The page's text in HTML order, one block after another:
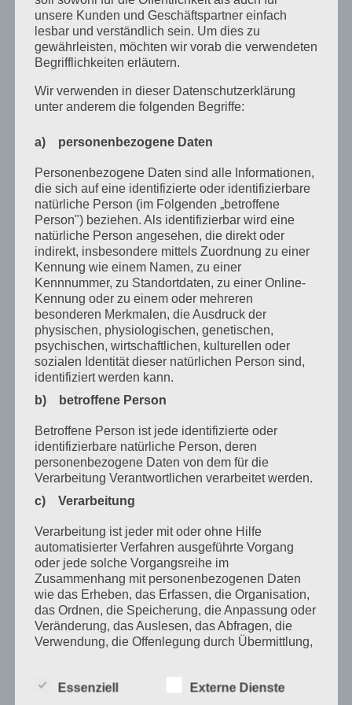
September 2022
August 2022
Juli 2022
April 2022
Februar 2022
Januar 2022
Dezember 2021
Oktober 2021
September 2021
Mai 2021
März 2021
Januar 2021
Dezember 2020
Oktober 2020
August 2020
Juli 2020
Juni 2020
Mai 2020
April 2020
März 2020
Februar 2020
Januar 2020
Dezember 2019
November 2019
unsere Kunden und Geschäftspartner einfach
lesbar und verständlich sein. Um dies zu
gewährleisten, möchten wir vorab die verwendeten
Begrifflichkeiten erläutern.
Wir verwenden in dieser Datenschutzerklärung
unter anderem die folgenden Begriffe:
a) personenbezogene Daten
Personenbezogene Daten sind alle Informationen,
die sich auf eine identifizierte oder identifizierbare
natürliche Person (im Folgenden „betroffene
Person") beziehen. Als identifizierbar wird eine
natürliche Person angesehen, die direkt oder
indirekt, insbesondere mittels Zuordnung zu einer
Kennung wie einem Namen, zu einer
Kennnummer, zu Standortdaten, zu einer Online-
Kennung oder zu einem oder mehreren
besonderen Merkmalen, die Ausdruck der
physischen, physiologischen, genetischen,
psychischen, wirtschaftlichen, kulturellen oder
sozialen Identität dieser natürlichen Person sind,
identifiziert werden kann.
b) betroffene Person
Betroffene Person ist jede identifizierte oder
identifizierbare natürliche Person, deren
personenbezogene Daten von dem für die
Verarbeitung Verantwortlichen verarbeitet werden.
c) Verarbeitung
Verarbeitung ist jeder mit oder ohne Hilfe
automatisierter Verfahren ausgeführte Vorgang
oder jede solche Vorgangsreihe im
Zusammenhang mit personenbezogenen Daten
wie das Erheben, das Erfassen, die Organisation,
das Ordnen, die Speicherung, die Anpassung oder
Veränderung, das Auslesen, das Abfragen, die
Verwendung, die Offenlegung durch Übermittlung,
die Einschränkung, das Löschen oder die
Essenziell Externe Dienste